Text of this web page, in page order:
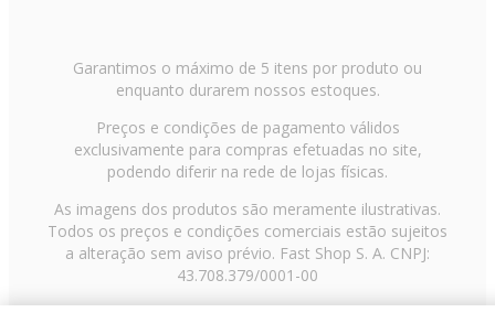
Garantimos o máximo de 5 itens por produto ou
enquanto durarem nossos estoques.
Preços e condições de pagamento válidos
exclusivamente para compras efetuadas no site,
podendo diferir na rede de lojas físicas.
As imagens dos produtos são meramente ilustrativas.
Todos os preços e condições comerciais estão sujeitos
a alteração sem aviso prévio. Fast Shop S. A. CNPJ:
43.708.379/0001-00
Avenida Zaki Narchi, nº 1650, sobreloja, Carandiru, São